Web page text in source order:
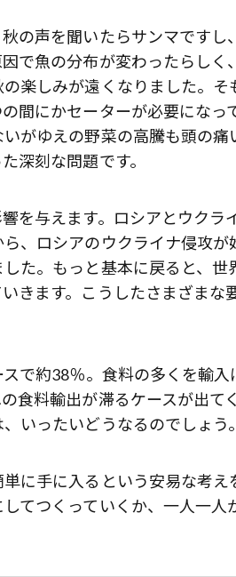
の声を聞いたらサンマですし
で魚の分布が変わったらしく
楽しみが遠くなりました。
間にかセーターが必要になっ
がゆえの野菜の高騰も頭の痛
深刻な問題です。
を与えます。ロシアとウクラ
、ロシアのウクライナ侵攻が
た。もっと基本に戻ると、世
きます。こうしたさまざまな
で約38％。食料の多くを輸
食料輸出が滞るケースが出て
いったいどうなるのでしょう。
に手に入るという安易な考
てつくっていくか、一人一人